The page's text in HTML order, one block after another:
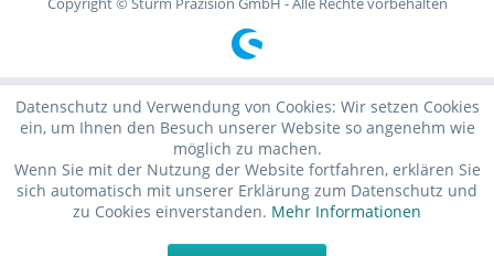
Datenschutz und Verwendung von Cookies: Wir setzen Cookies
ein, um Ihnen den Besuch unserer Website so angenehm wie
möglich zu machen.
Wenn Sie mit der Nutzung der Website fortfahren, erklären Sie
sich automatisch mit unserer Erklärung zum Datenschutz und
zu Cookies einverstanden. Mehr Informationen